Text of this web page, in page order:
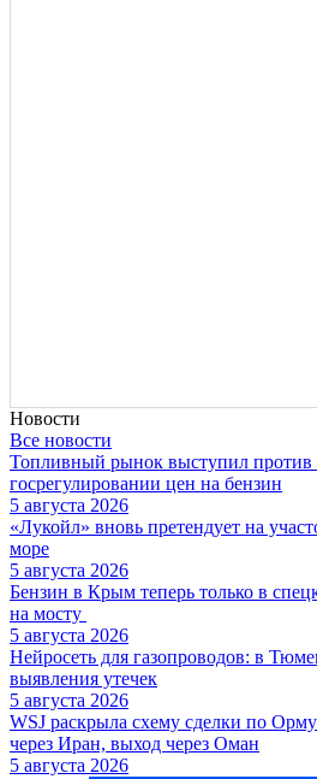
Новости
Все новости
Топливный рынок выступил против
госрегулировании цен на бензин
5 августа 2026
«Лукойл» вновь претендует на
море
5 августа 2026
Бензин в Крым теперь только в
на мосту
5 августа 2026
Нейросеть для газопроводов: в
выявления утечек
5 августа 2026
WSJ раскрыла схему сделки по
через Иран, выход через Оман
5 августа 2026